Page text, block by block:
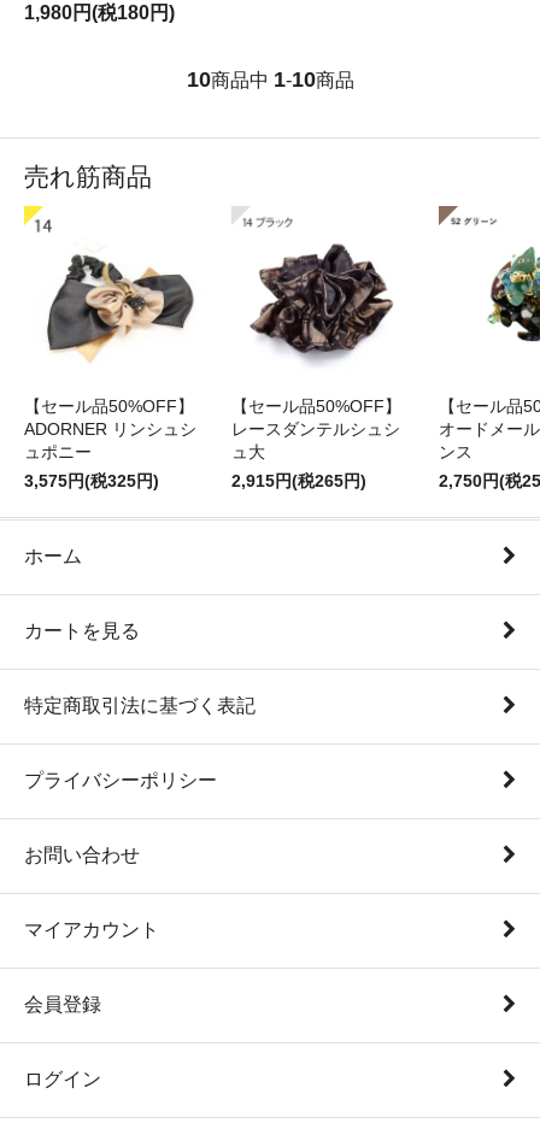
1,980円(税180円)
10商品中 1-10商品
売れ筋商品
【セール品50%OFF】
ADORNER リンシュシ
ュポニー
3,575円(税325円)
【セール品50%OFF】
レースダンテルシュシ
ュ大
2,915円(税265円)
【セール品
オードメー
ンス
2,750円(税
ホーム
カートを見る
特定商取引法に基づく表記
プライバシーポリシー
お問い合わせ
マイアカウント
会員登録
ログイン